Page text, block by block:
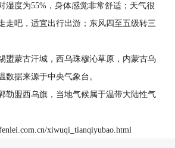
湿度为55%，身体感觉非常舒适；天气很
走吧，适宜出行出游；东风四至五级转三
盟蒙古汗城，西乌珠穆沁草原，内蒙古乌
数据来源于中央气象台。
勒盟西乌旗，当地气候属于温带大陆性气
xiwuqi_tianqiyubao.html